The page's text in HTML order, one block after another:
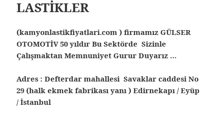
LASTİKLER
(kamyonlastikfiyatlari.com ) firmamız GÜLSER
OTOMOTİV 50 yıldır Bu Sektörde Sizinle
Çalışmaktan Memnuniyet Gurur Duyarız …
Adres : Defterdar mahallesi Savaklar caddesi No
29 (halk ekmek fabrikası yanı ) Edirnekapı / Eyüp
/ İstanbul